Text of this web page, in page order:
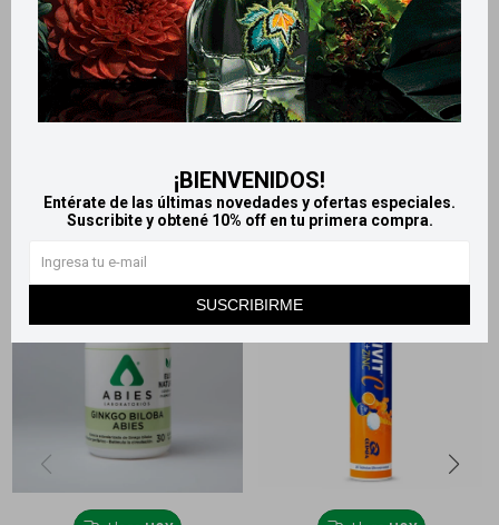
¡BIENVENIDOS!
Entérate de las últimas novedades y ofertas especiales.
Suscribite y obtené 10% off en tu primera compra.
SUSCRIBIRME
Métodos y costos de envío
Retiros gratuitos en tiendas
Productos que te pueden interesar